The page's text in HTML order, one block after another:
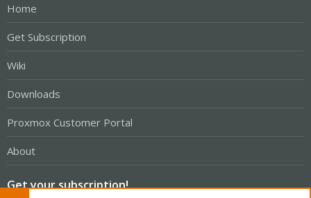
Home
Get Subscription
Wiki
Downloads
Proxmox Customer Portal
About
Get your subscription!